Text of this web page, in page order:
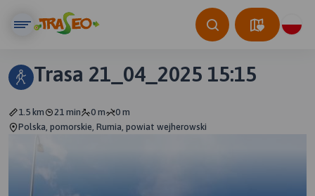
Trasa 21_04_2025 15:15
1.5 km 21 min 0 m
0 m
Polska, pomorskie, Rumia, powiat wejherowski